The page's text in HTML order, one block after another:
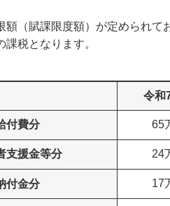
額（賦課限度額）が定められ
税となります。
令和
付費分 65
支援金等分 24
付金分 17